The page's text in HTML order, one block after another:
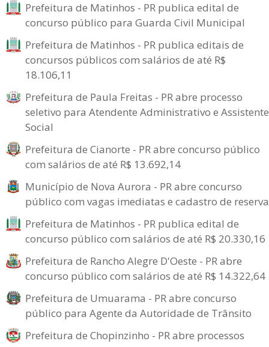
Prefeitura de Matinhos - PR publica edital de
concurso público para Guarda Civil Municipal
Prefeitura de Matinhos - PR publica editais de
concursos públicos com salários de até R$
18.106,11
Prefeitura de Paula Freitas - PR abre processo
seletivo para Atendente Administrativo e Assistente
Social
Prefeitura de Cianorte - PR abre concurso público
com salários de até R$ 13.692,14
Município de Nova Aurora - PR abre concurso
público com vagas imediatas e cadastro de reserva
Prefeitura de Matinhos - PR publica edital de
concurso público com salários de até R$ 20.330,16
Prefeitura de Rancho Alegre D'Oeste - PR abre
concurso público com salários de até R$ 14.322,64
Prefeitura de Umuarama - PR abre concurso
público para Agente da Autoridade de Trânsito
Prefeitura de Chopinzinho - PR abre processos